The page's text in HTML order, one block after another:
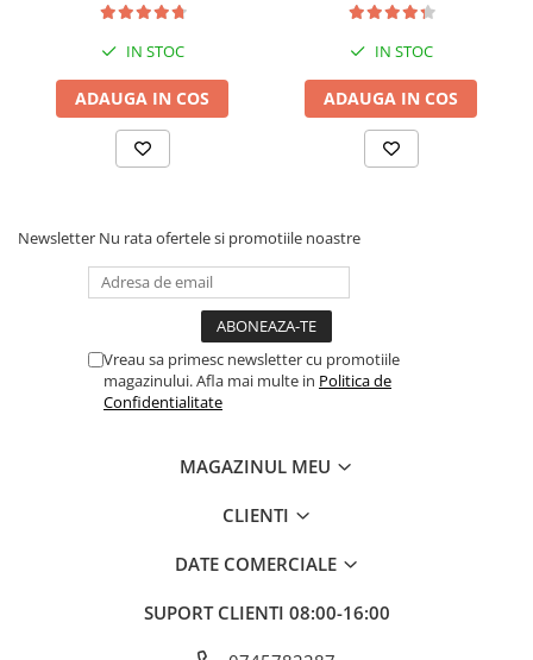
Mori electrice
Mori electrice
Accesorii mori electrice
Batoze de porumb
Zdrobitoare struguri, fructe si
Generatoare și Motoare
Motoare electrice
Generatoare
Set chei, tubulare, truse chei
IN STOC
ADAUGA IN COS
IN STOC
ADAUGA IN COS
Newsletter Nu rata ofertele si promotiile noastre
Vreau sa primesc newsletter cu promotiile
magazinului. Afla mai multe in Politica de
Confidentialitate
MAGAZINUL MEU
CLIENTI
DATE COMERCIALE
SUPORT CLIENTI 08:00-16:00